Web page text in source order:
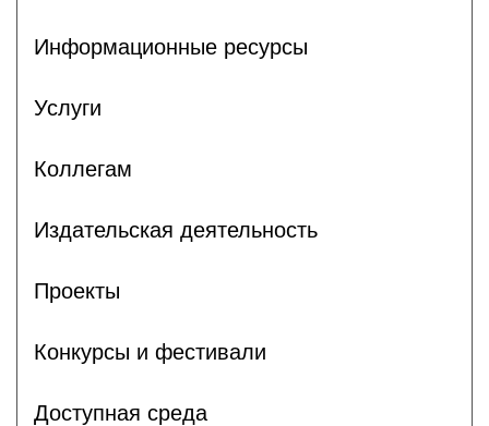
Информационные ресурсы
Услуги
Коллегам
Издательская деятельность
Проекты
Конкурсы и фестивали
Доступная среда